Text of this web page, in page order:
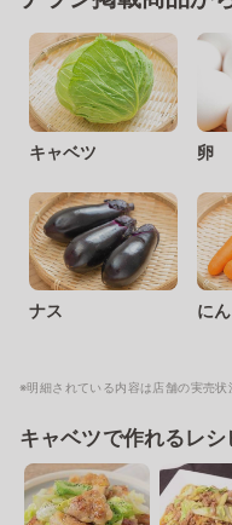
キャベツ 卵
ナス に
※明細されている内容は店舗の実売状
キャベツで作れるレシ